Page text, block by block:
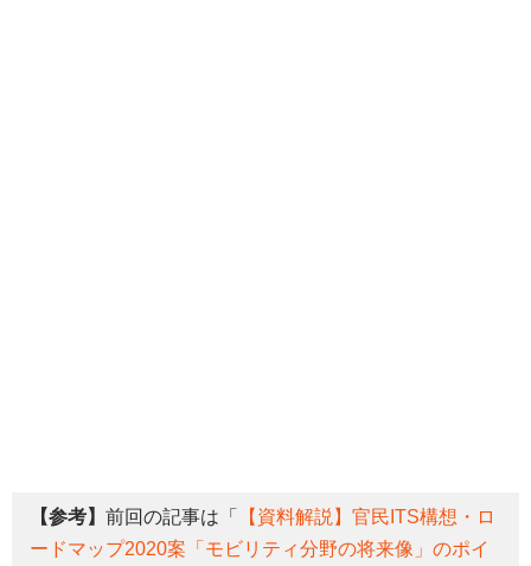
【参考】 前回の記事は「
【資料解説】官民ITS構想・ロ
ードマップ2020案「モビリティ分野の将来像」のポイ